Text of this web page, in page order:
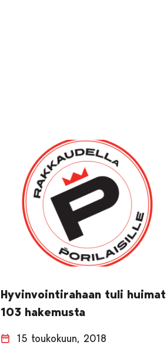
Hyvinvointirahaan tuli huimat
103 hakemusta
15 toukokuun, 2018